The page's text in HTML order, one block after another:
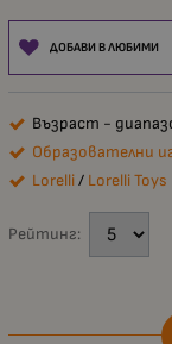
ДОБАВИ В ЛЮБИМИ
Възраст -
Образователни
Lorelli/ Lorelli Toys
Рейтинг: